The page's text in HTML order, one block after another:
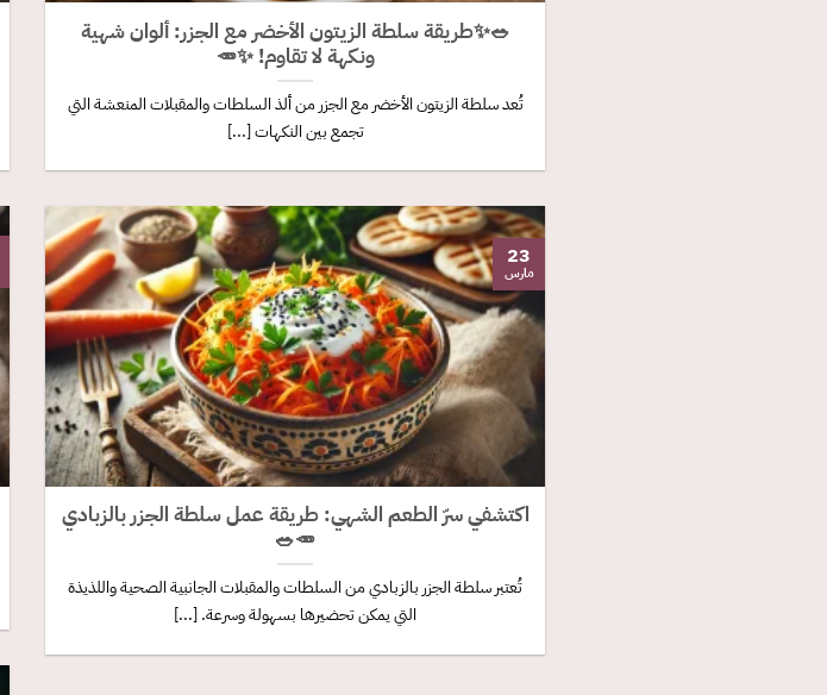
🥗✨طريقة سلطة الزيتون الأخضر مع الجزر: ألوان شهية
ونكهة لا تقاوم! ✨🥕
تُعد سلطة الزيتون الأخضر مع الجزر من ألذ السلطات والمقبلات المنعشة التي
تجمع بين النكهات [...]
اكتشفي سرّ الطعم الشهي: طريقة عمل سلطة الجزر بالزبادي
🥕🥗
تُعتبر سلطة الجزر بالزبادي من السلطات والمقبلات الجانبية الصحية واللذيذة
التي يمكن تحضيرها بسهولة وسرعة. [...]
23
مارس